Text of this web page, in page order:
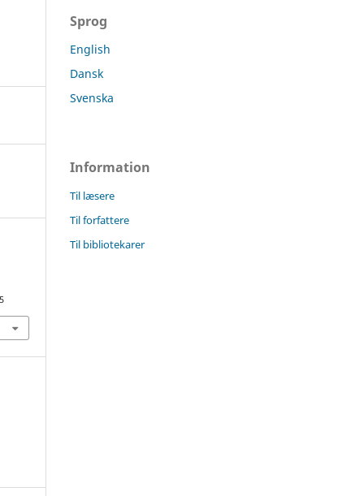
Sprog
English
Dansk
Svenska
Information
Til læsere
Til forfattere
Til bibliotekarer